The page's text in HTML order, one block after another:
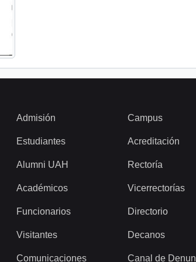
Admisión
Estudiantes
Alumni UAH
Académicos
Funcionarios
Visitantes
Comunicaciones
Campus
Acreditación
Rectoría
Vicerrectorías
Directorio
Decanos
Canal de